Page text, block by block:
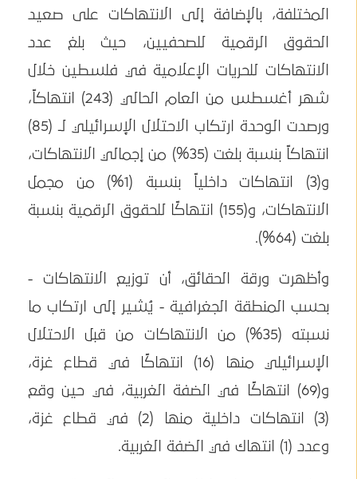
المختلفة، بالإضافة إلى الانتهاكات على صعيد
الحقوق الرقمية للصحفيين، حيث بلغ عدد
الانتهاكات للحريات الإعلامية في فلسطين خلال
شهر أغسطس من العام الحالي (243) انتهاكاً،
ورصدت الوحدة ارتكاب الاحتلال الإسرائيلي لـ (85)
انتهاكاً بنسبة بلغت (35%) من إجمالي الانتهاكات،
و(3) انتهاكات داخلياً بنسبة (1%) من مجمل
الانتهاكات، و(155) انتهاكًا للحقوق الرقمية بنسبة
بلغت (64%).
وأظهرت ورقة الحقائق، أن توزيع الانتهاكات -
بحسب المنطقة الجغرافية - يُشير إلى ارتكاب ما
نسبته (35%) من الانتهاكات من قبل الاحتلال
الإسرائيلي منها (16) انتهاكًا في قطاع غزة،
و(69) انتهاكًا في الضفة الغربية، في حين وقع
(3) انتهاكات داخلية منها (2) في قطاع غزة،
وعدد (1) انتهاك في الضفة الغربية.